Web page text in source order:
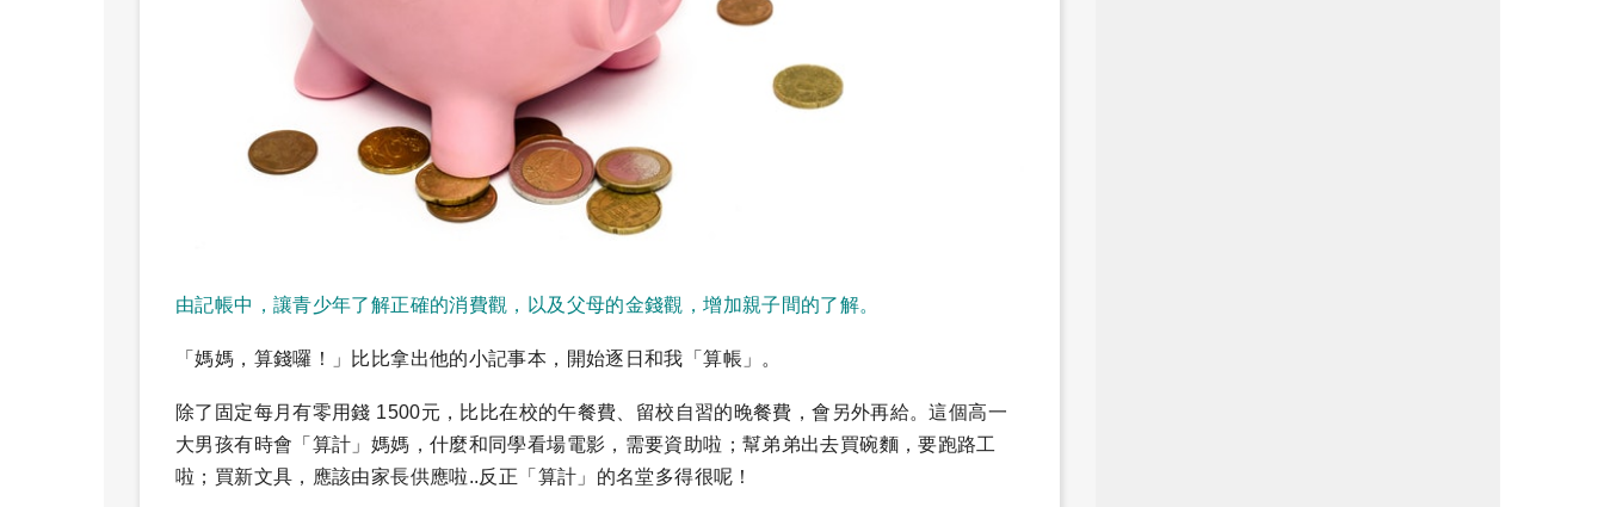
由記帳中，讓青少年了解正確的消費觀，以及父母的金錢觀，增加親子間的了解。
「媽媽，算錢囉！」比比拿出他的小記事本，開始逐日和我「算帳」。
除了固定每月有零用錢 1500元，比比在校的午餐費、留校自習的晚餐費，會另外再給。這個高一
大男孩有時會「算計」媽媽，什麼和同學看場電影，需要資助啦；幫弟弟出去買碗麵，要跑路工
啦；買新文具，應該由家長供應啦..反正「算計」的名堂多得很呢！